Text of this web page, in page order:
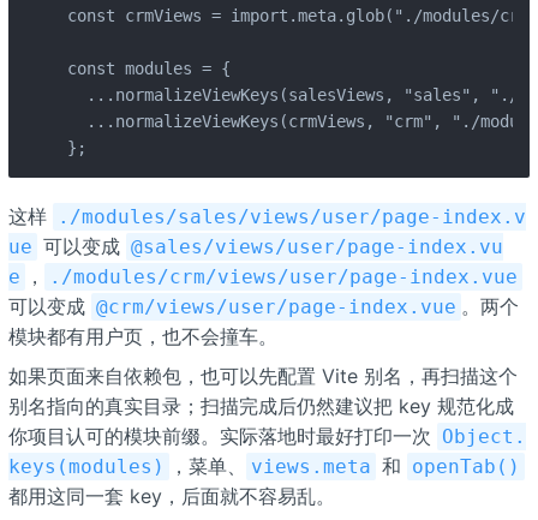
const crmViews = import.meta.glob("./modules/
const modules = {
...normalizeViewKeys(salesViews, "sales", "./
...normalizeViewKeys(crmViews, "crm", "./
};
这样
./modules/sales/views/user/page-index.v
ue 可以变成 @sales/views/user/page-index.vu
e
， ./modules/crm/views/user/page-index.vue
可以变成 @crm/views/user/page-index.vue 。两个
模块都有用户页，也不会撞车。
如果页面来自依赖包，也可以先配置 Vite 别名，再扫描这个
别名指向的真实目录；扫描完成后仍然建议把 key 规范化成
你项目认可的模块前缀。实际落地时最好打印一次 Object.
keys(modules)
，菜单、 views.meta 和 openTab()
都用这同一套 key，后面就不容易乱。